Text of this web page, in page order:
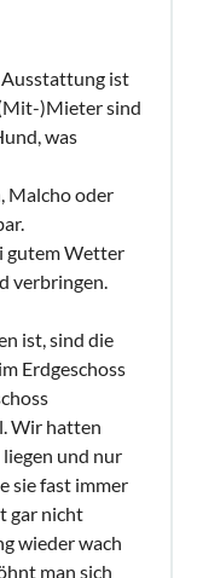
Ausstattung ist
(Mit-)Mieter sind
was
Malcho oder
gutem Wetter
verbringen.
ist, sind die
Erdgeschoss
Wir hatten
liegen und nur
sie fast immer
gar nicht
wieder wach
man sich